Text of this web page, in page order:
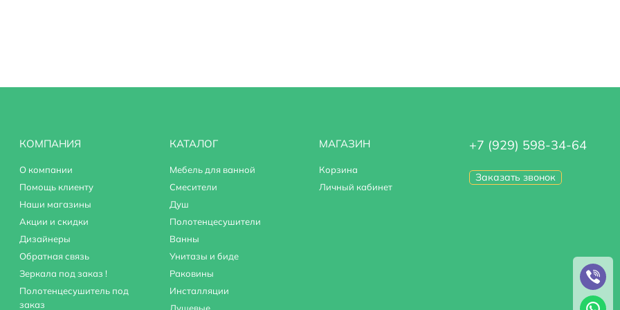
КОМПАНИЯ
О компании
Помощь клиенту
Наши магазины
Акции и скидки
Дизайнеры
Обратная связь
Зеркала под заказ !
Полотенцесушитель под
заказ
КАТАЛОГ
Мебель для ванной
Смесители
Душ
Полотенцесушители
Ванны
Унитазы и биде
Раковины
Инсталляции
МАГАЗИН
Корзина
Личный кабинет
+7 (929) 598-34-64
Заказать звонок